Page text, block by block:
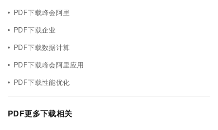
PDF下载峰会阿里
PDF下载企业
PDF下载数据计算
PDF下载峰会阿里应用
PDF下载性能优化
PDF更多下载相关